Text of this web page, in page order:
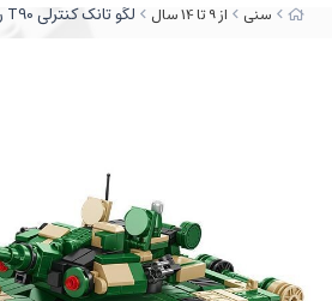
سنی از 9 تا 14 سال لگو تانک کنترلی T90 روسیه